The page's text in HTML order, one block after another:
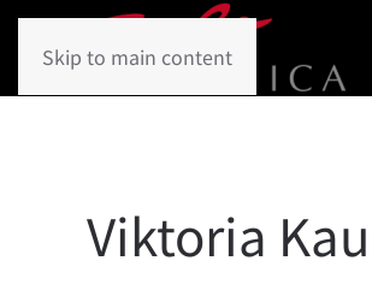
Skip to main content
Viktoria